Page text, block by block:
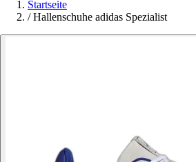
Startseite
/ Hallenschuhe adidas Spezialist